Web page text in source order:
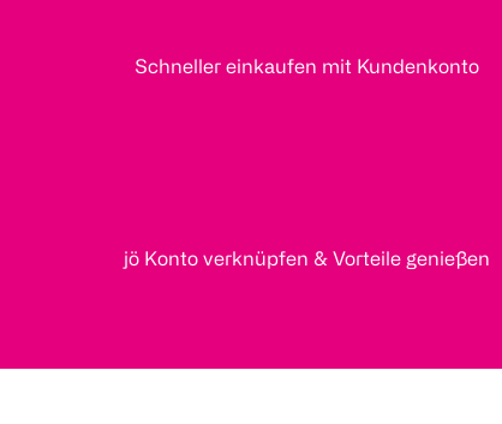
Schneller einkaufen mit Kundenkonto
jö Konto verknüpfen & Vorteile genießen